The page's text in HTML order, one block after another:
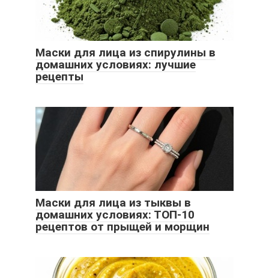
Маски для лица из спирулины в
домашних условиях: лучшие
рецепты
Маски для лица из тыквы в
домашних условиях: ТОП-10
рецептов от прыщей и морщин